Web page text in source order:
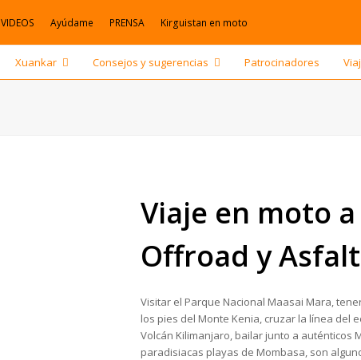
VIDEOS Ayúdame PRENSA Kirguistan en moto
Xuankar Consejos y sugerencias Patrocinadores
Viaje en moto
Offroad y
Visitar el Parque Nacional Maasai Mara,
los pies del Monte Kenia, cruzar la línea del
Volcán Kilimanjaro, bailar junto a auténticos
paradisiacas playas de Mombasa, son